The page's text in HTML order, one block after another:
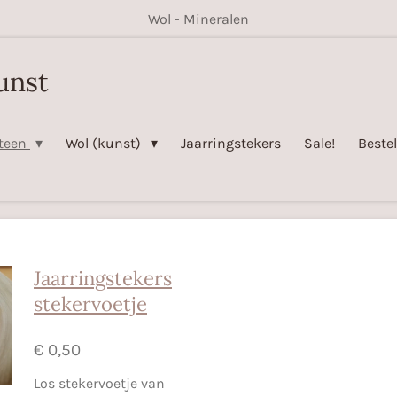
Wol - Mineralen
Wol (kunst) Jaarringstekers Sale!
Jaarringstekers
stekervoetje
€ 0,50
Los stekervoetje van